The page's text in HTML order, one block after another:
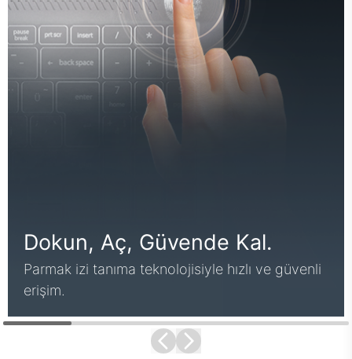
Dokun, Aç, Güvende Kal.
Parmak izi tanıma teknolojisiyle hızlı ve güvenli
erişim.